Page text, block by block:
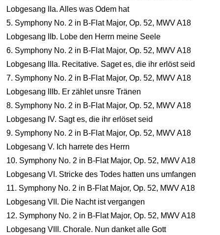
Lobgesang IIa. Alles was Odem hat
5. Symphony No. 2 in B-Flat Major, Op. 52, MWV A18
Lobgesang IIb. Lobe den Herrn meine Seele
6. Symphony No. 2 in B-Flat Major, Op. 52, MWV A18
Lobgesang IIIa. Recitative. Saget es, die ihr erlöst seid
7. Symphony No. 2 in B-Flat Major, Op. 52, MWV A18
Lobgesang IIIb. Er zählet unsre Tränen
8. Symphony No. 2 in B-Flat Major, Op. 52, MWV A18
Lobgesang IV. Sagt es, die ihr erlöset seid
9. Symphony No. 2 in B-Flat Major, Op. 52, MWV A18
Lobgesang V. Ich harrete des Herrn
10. Symphony No. 2 in B-Flat Major, Op. 52, MWV A18
Lobgesang VI. Stricke des Todes hatten uns umfangen
11. Symphony No. 2 in B-Flat Major, Op. 52, MWV A18
Lobgesang VII. Die Nacht ist vergangen
12. Symphony No. 2 in B-Flat Major, Op. 52, MWV A18
Lobgesang VIII. Chorale. Nun danket alle Gott